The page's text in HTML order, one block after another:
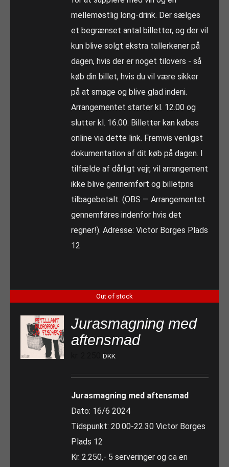
mellemøstlig long-drink. Der sælges
et begrænset antal billetter, og der vil
kun blive solgt ekstra tallerkener på
dagen, hvis der er noget tilovers - så
køb din billet, hvis du vil være sikker
på at smage og blive glad indeni.
Arrangementet starter kl. 12.00 og
slutter kl. 16.00. Billetter kan købes
online via dette link. Fremvis venligst
dokumentation af dit køb på dagen. I
tilfælde af dårligt vejr, vil arrangement
ikke blive gennemført og billetpris
tilbagebetalt. (OBS — Arrangementet
gennemføres indenfor hvis det
regner!). Adresse: Victor Borges Plads
12
Out of stock
Jurasmagning med
aftensmad
DKK
Jurasmagning med aftensmad
Dato: 16/6 2024
Tidspunkt: 20.00-22.30 Victor Borges
Plads 12
Kr. 2.250,- 5 serveringer og ca en